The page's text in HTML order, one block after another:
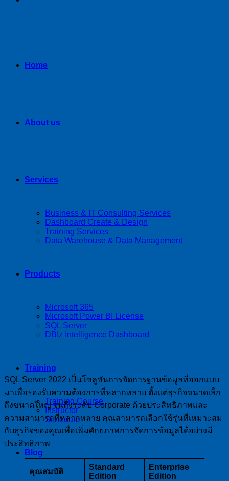
Home
About us
Services
Business & IT Consulting Services
Dashboard Create & Design
Training Services
Data Warehouse & Data Management
Products
Microsoft 365
Microsoft Power BI License
SQL Server
DBIz Intelligence Dashboard
Training
Training Course
Instructor
Schedule
Blog
SQL Server 2022 เป็นโซลูชันการจัดการฐานข้อมูลที่ออกแบบ
มาเพื่อรองรับความต้องการที่หลากหลาย ตั้งแต่ธุรกิจขนาดเล็ก
ถึงขนาดใหญ่ จนถึงระดับ Corporate ด้วยประสิทธิภาพและ
ความสามารถที่หลากหลาย คุณสามารถเลือกใช้รุ่นที่เหมาะสม
กับธุรกิจของคุณเพื่อเพิ่มศักยภาพการจัดการข้อมูลได้อย่างมี
ประสิทธิภาพ
คุณสมบัติ
Standard
Edition
Enterprise
Edition